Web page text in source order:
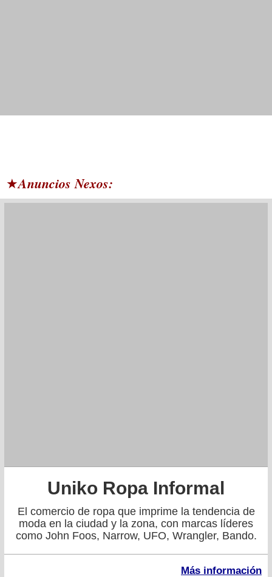
★Anuncios Nexos:
Uniko Ropa Informal
El comercio de ropa que imprime la tendencia de
moda en la ciudad y la zona, con marcas líderes
como John Foos, Narrow, UFO, Wrangler, Bando.
Más información